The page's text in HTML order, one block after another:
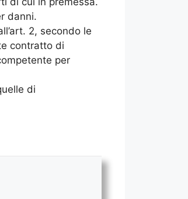
danni.
2, secondo le
contratto di
per
di